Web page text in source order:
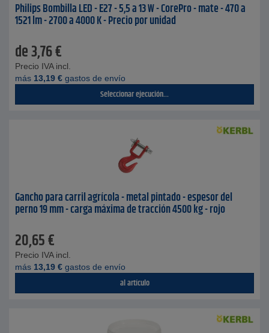
Philips Bombilla LED - E27 - 5,5 a 13 W - CorePro - mate - 470 a
1521 lm - 2700 a 4000 K - Precio por unidad
de3,76€
Precio IVA incl.
más 13,19 € gastos de envío
Seleccionar ejecución...
Gancho para carril agrícola - metal pintado - espesor del
perno 19 mm - carga máxima de tracción 4500 kg - rojo
20,65€
Precio IVA incl.
más 13,19 € gastos de envío
al artículo